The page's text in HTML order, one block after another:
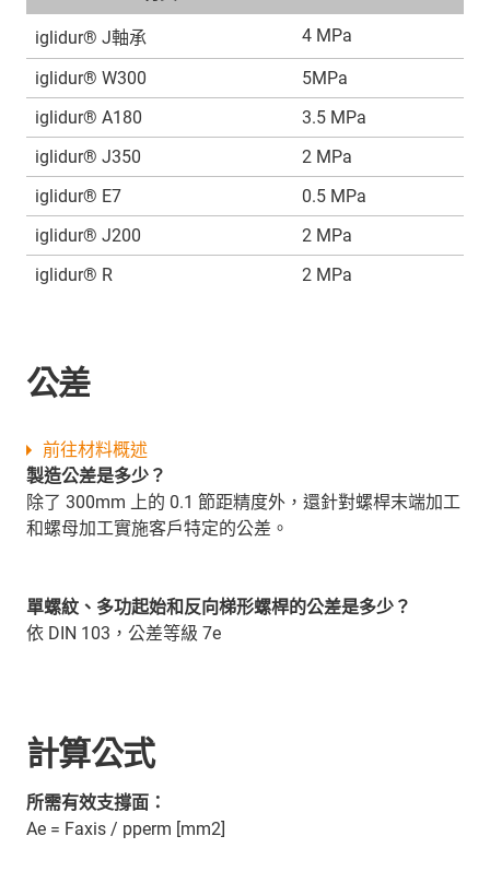
iglidur® J軸承 4 MPa
iglidur® W300
5MPa
iglidur® A180
3.5 MPa
iglidur® J350
2 MPa
iglidur® E7
0.5 MPa
iglidur® J200
2 MPa
iglidur® R
2 MPa
公差
製造公差是多少？
除了 300mm 上的 0.1 節距精度外，還針對螺桿末端加工
和螺母加工實施客戶特定的公差。
前往材料概述
單螺紋、多功起始和反向梯形螺桿的公差是多少？
依 DIN 103，公差等級 7e
計算公式
所需有效支撐面：
Ae = Faxis / pperm [mm2]